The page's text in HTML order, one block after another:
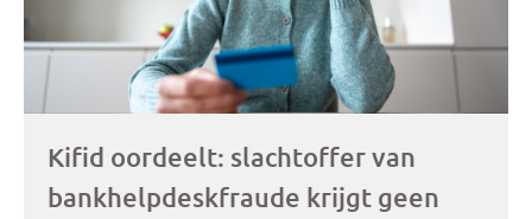
Kifid oordeelt: slachtoffer van
bankhelpdeskfraude krijgt geen